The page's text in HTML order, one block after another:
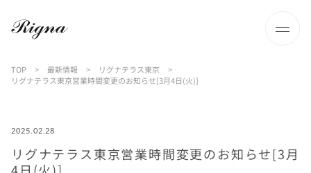
TOP > 最新情報 > リグナテラス東京
>
リグナテラス東京営業時間変更のお知らせ[3月4日(火)]
2025.02.28
リグナテラス東京営業時間変更のお知らせ[3月